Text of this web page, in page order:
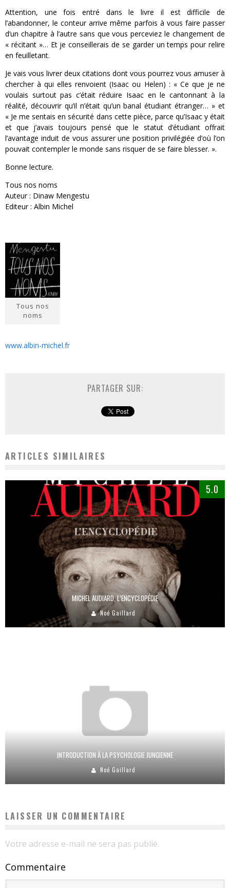
Attention, une fois entré dans le livre il est difficile de
l’abandonner, le conteur arrive même parfois à vous faire passer
d’un chapitre à l’autre sans que vous perceviez le changement de
« récitant »… Et je conseillerais de se garder un temps pour relire
en feuilletant.
Je vais vous livrer deux citations dont vous pourrez vous amuser à
chercher à qui elles renvoient (Isaac ou Helen) : « Ce que je ne
voulais surtout pas c’était réduire Isaac en le cantonnant à la
réalité, découvrir qu’il n’était qu’un banal étudiant étranger… » et
« Je me sentais en sécurité dans cette pièce, parce qu’Isaac y était
et que j’avais toujours pensé que le statut d’étudiant offrait
l’avantage induit de vous assurer une position privilégiée d’où l’on
pouvait contempler le monde sans risquer de se faire blesser. ».
Bonne lecture.
Tous nos noms
Auteur : Dinaw Mengestu
Editeur : Albin Michel
Tous nos
noms
www.albin-michel.fr
PARTAGER SUR:
ARTICLES SIMILAIRES
5.0
MICHEL AUDIARD, L’ENCYCLOPÉDIE
Noé Gaillard
INTRODUCTION À LA PSYCHOLOGIE JUNGIENNE
Noé Gaillard
LAISSER UN COMMENTAIRE
Votre adresse e-mail ne sera pas publié.
Commentaire